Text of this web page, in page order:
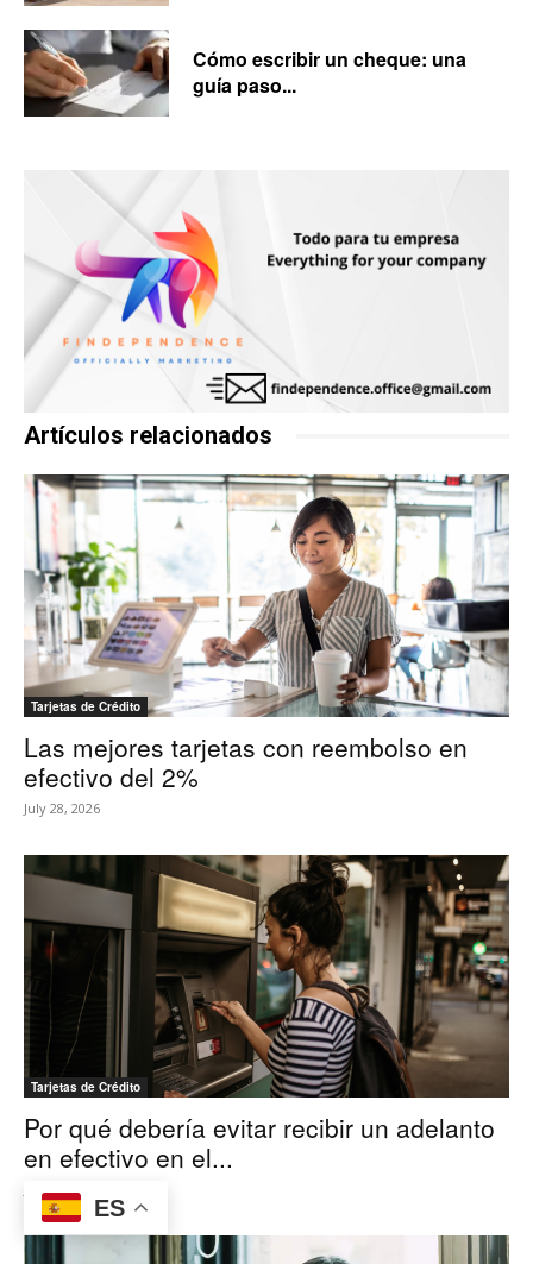
Cómo escribir un cheque: una
guía paso...
Artículos relacionados
Tarjetas de Crédito
Las mejores tarjetas con reembolso en
efectivo del 2%
July 28, 2026
Tarjetas de Crédito
Por qué debería evitar recibir un adelanto
en efectivo en el...
July 15, 2026
ES